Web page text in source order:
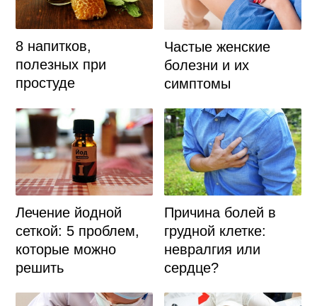
8 напитков,
полезных при
простуде
Частые женские
болезни и их
симптомы
Лечение йодной
сеткой: 5 проблем,
которые можно
решить
Причина болей в
грудной клетке:
невралгия или
сердце?